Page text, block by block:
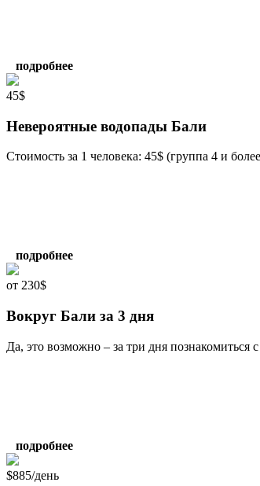
подробнее
45$
Невероятные водопады Бали
Стоимость за 1 человека: 45$ (группа 4 и
подробнее
от 230$
Вокруг Бали за 3 дня
Да, это возможно – за три дня
подробнее
$885/день